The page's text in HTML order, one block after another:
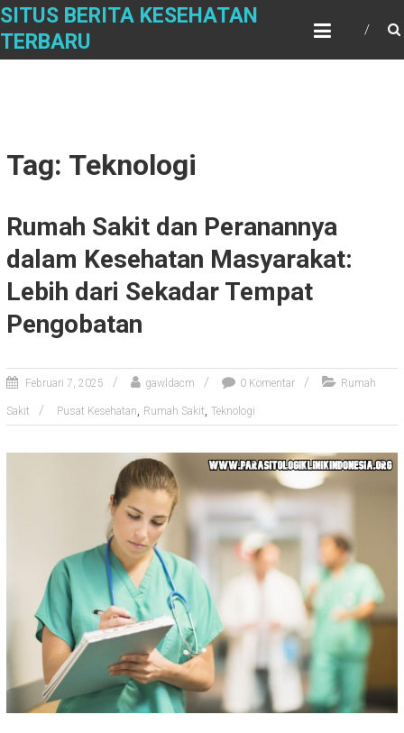
Skip
content
SITUS BERITA KESEHATAN
TERBARU
Tag: Teknologi
Rumah Sakit dan Peranannya
dalam Kesehatan Masyarakat:
Lebih dari Sekadar Tempat
Pengobatan
Februari 7, 2025 gawldacm 0 Komentar Rumah
Sakit Pusat Kesehatan, Rumah Sakit, Teknologi